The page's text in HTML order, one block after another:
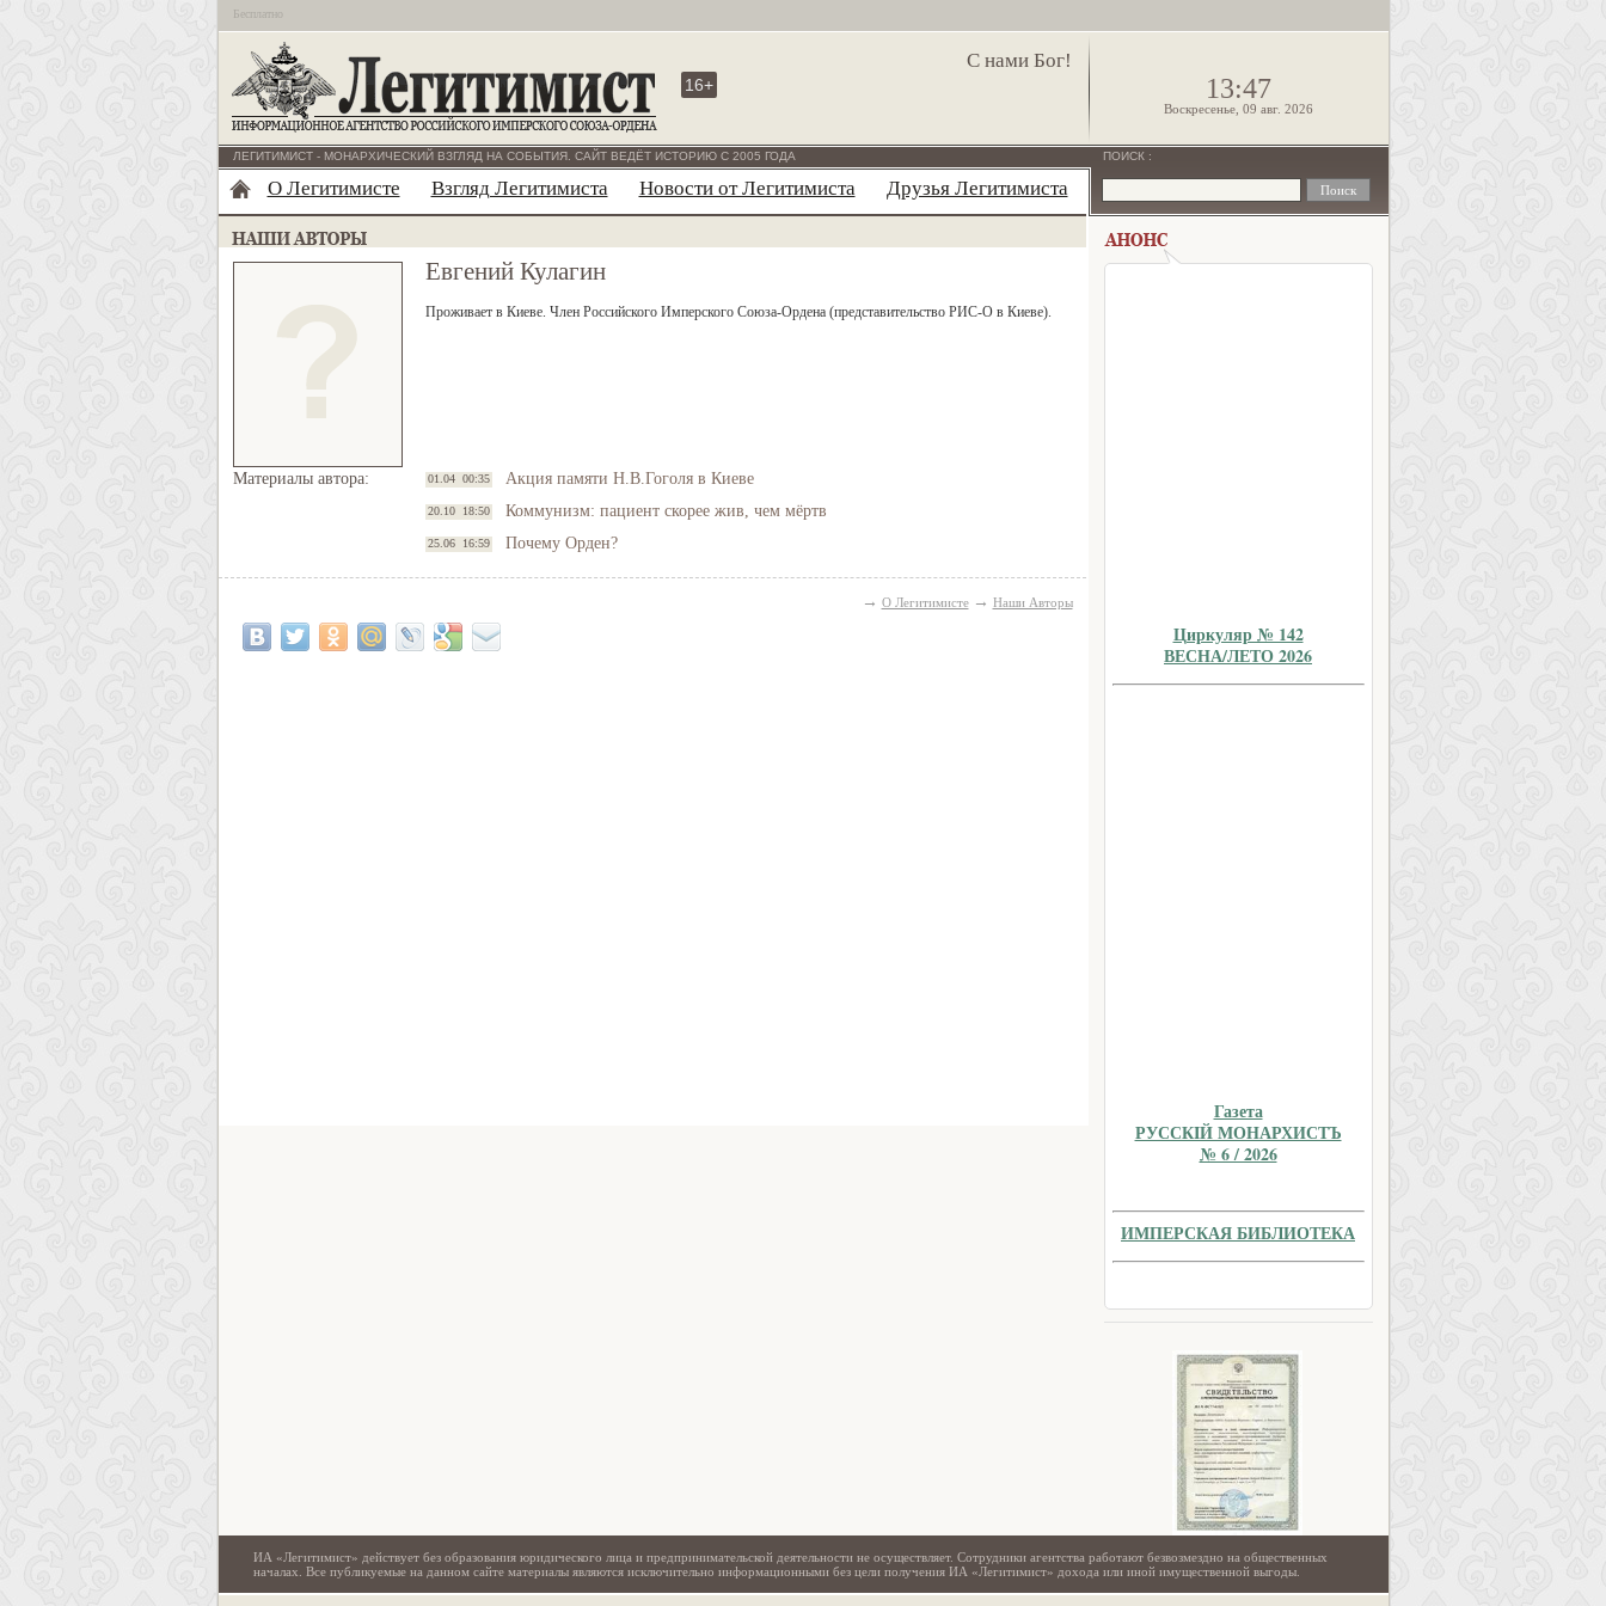
Бесплатно
С нами Бог!
16+ 13:47
Воскресенье, 09 авг. 2026
ЛЕГИТИМИСТ - МОНАРХИЧЕСКИЙ ВЗГЛЯД НА СОБЫТИЯ. САЙТ ВЕДЁТ ИСТОРИЮ С 2005 ГОДА
О Легитимисте Взгляд Легитимиста Новости от Легитимиста Друзья Легитимиста
Евгений Кулагин
Проживает в Киеве. Член Российского Имперского Союза-Ордена (представительство РИС-О в Киеве).
Материалы автора: 01.04 00:35 Акция памяти Н.В.Гоголя в Киеве
20.10 18:50 Коммунизм: пациент скорее жив, чем мёртв
25.06 16:59 Почему Орден?
→ О Легитимисте → Наши Авторы
ПОИСК :
Циркуляр № 142
ВЕСНА/ЛЕТО 2026
Газета
РУССКIЙ МОНАРХИСТЪ
№ 6 / 2026
ИМПЕРСКАЯ БИБЛИОТЕКА
ИА «Легитимист» действует без образования юридического лица и предпринимательской деятельности не осуществляет. Сотрудники агентства работают безвозмездно на общественных
началах. Все публикуемые на данном сайте материалы являются исключительно информационными без цели получения ИА «Легитимист» дохода или иной имущественной выгоды.